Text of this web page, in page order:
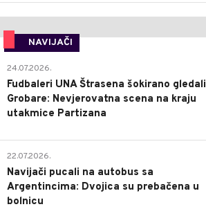
NAVIJAČI
24.07.2026.
Fudbaleri UNA Štrasena šokirano gledali
Grobare: Nevjerovatna scena na kraju
utakmice Partizana
22.07.2026.
Navijači pucali na autobus sa
Argentincima: Dvojica su prebačena u
bolnicu